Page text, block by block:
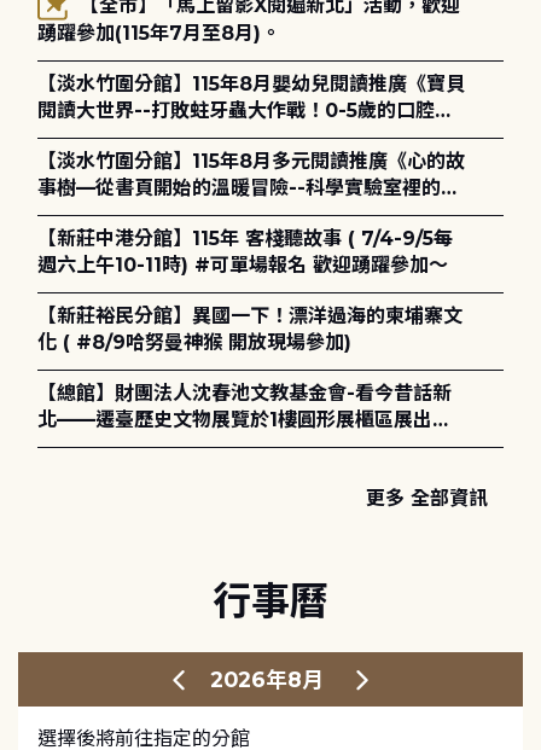
踴躍參加(115年7月至8月)。
【淡水竹圍分館】115年8月嬰幼兒閱讀推廣《寶貝
閱讀大世界--打敗蛀牙蟲大作戰！0-5歲的口腔照
護全攻略》
【淡水竹圍分館】115年8月多元閱讀推廣《心的故
事樹—從書頁開始的溫暖冒險--科學實驗室裡的放
電章魚》
【新莊中港分館】115年 客棧聽故事 ( 7/4-9/5每
週六上午10-11時) #可單場報名 歡迎踴躍參加～
【新莊裕民分館】異國一下！漂洋過海的柬埔寨文
化 ( #8/9哈努曼神猴 開放現場參加)
【總館】財團法人沈春池文教基金會-看今昔話新
北——遷臺歷史文物展覽於1樓圓形展櫃區展出，
歡迎一同觀展！
更多 全部資訊
行事曆
2026年8月
選擇後將前往指定的分館